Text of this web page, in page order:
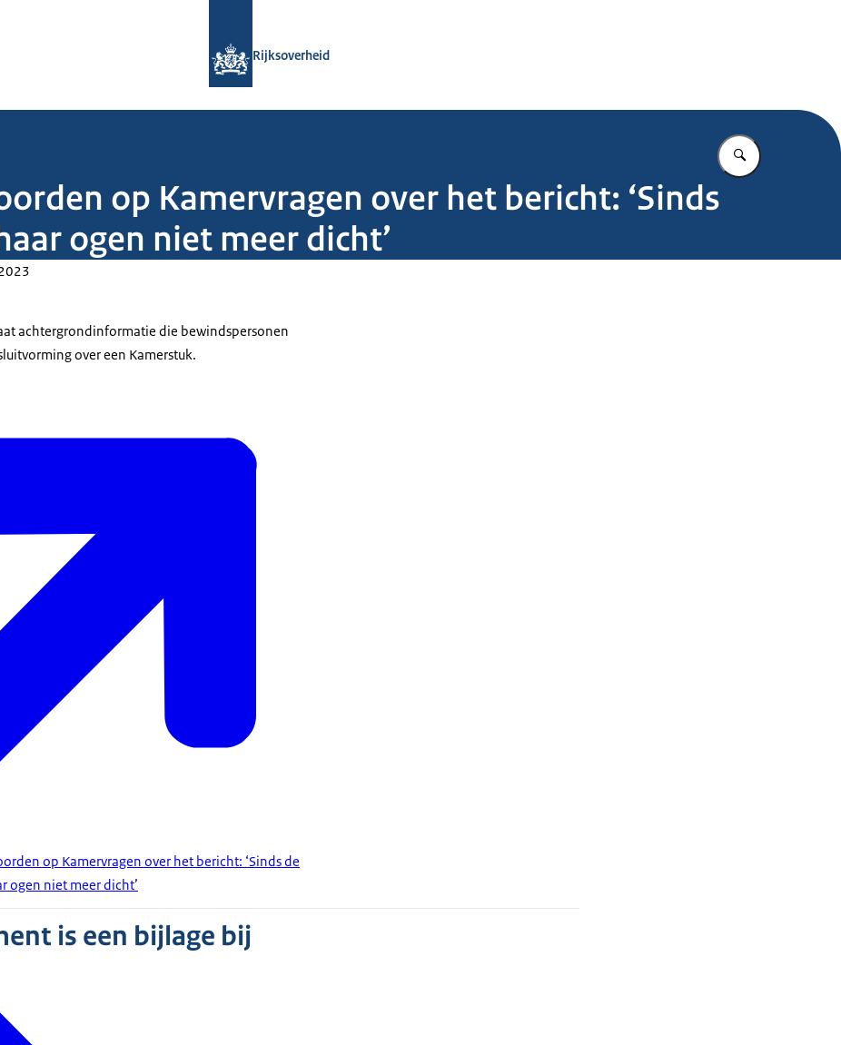
Rijksoverheid
Vul in wat u
op Kamervragen over het bericht: ‘Sinds
ogen niet meer dicht’
achtergrondinformatie die bewindspersonen
over een Kamerstuk.
op Kamervragen over het bericht: ‘Sinds de
ogen niet meer dicht’
is een bijlage bij